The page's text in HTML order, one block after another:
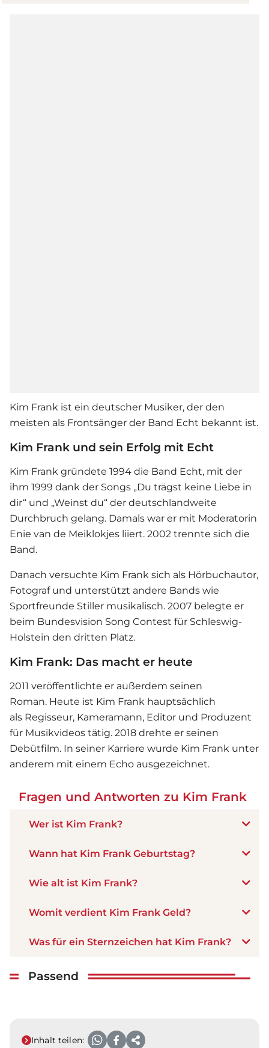
Kim Frank ist ein deutscher Musiker, der den
meisten als Frontsänger der Band Echt bekannt ist.
Kim Frank und sein Erfolg mit Echt
Kim Frank gründete 1994 die Band Echt, mit der
ihm 1999 dank der Songs „Du trägst keine Liebe in
dir“ und „Weinst du“ der deutschlandweite
Durchbruch gelang. Damals war er mit Moderatorin
Enie van de Meiklokjes liiert. 2002 trennte sich die
Band.
Danach versuchte Kim Frank sich als Hörbuchautor,
Fotograf und unterstützt andere Bands wie
Sportfreunde Stiller musikalisch. 2007 belegte er
beim Bundesvision Song Contest für Schleswig-
Holstein den dritten Platz.
Kim Frank: Das macht er heute
2011 veröffentlichte er außerdem seinen
Roman. Heute ist Kim Frank hauptsächlich
als Regisseur, Kameramann, Editor und Produzent
für Musikvideos tätig. 2018 drehte er seinen
Debütfilm. In seiner Karriere wurde Kim Frank unter
anderem mit einem Echo ausgezeichnet.
Fragen und Antworten zu Kim Frank
Wer ist Kim Frank?
Wann hat Kim Frank Geburtstag?
Wie alt ist Kim Frank?
Womit verdient Kim Frank Geld?
Was für ein Sternzeichen hat Kim Frank?
Passend
Inhalt teilen: